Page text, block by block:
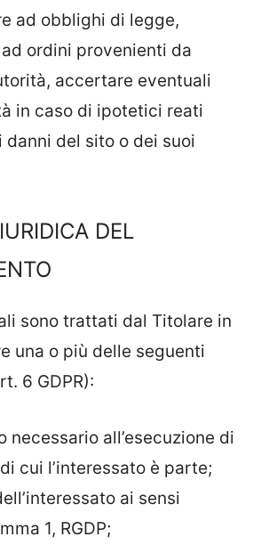
ad obblighi di legge,
ordini provenienti da
accertare eventuali
in caso di ipotetici reati
del sito o dei suoi
DEL
sono trattati dal Titolare in
una o più delle seguenti
6 GDPR):
necessario all’esecuzione di
cui l’interessato è parte;
ai sensi
1, RGDP;